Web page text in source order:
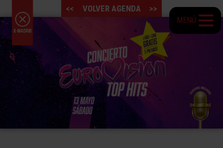
MENÚ
<< VOLVER AGENDA >>